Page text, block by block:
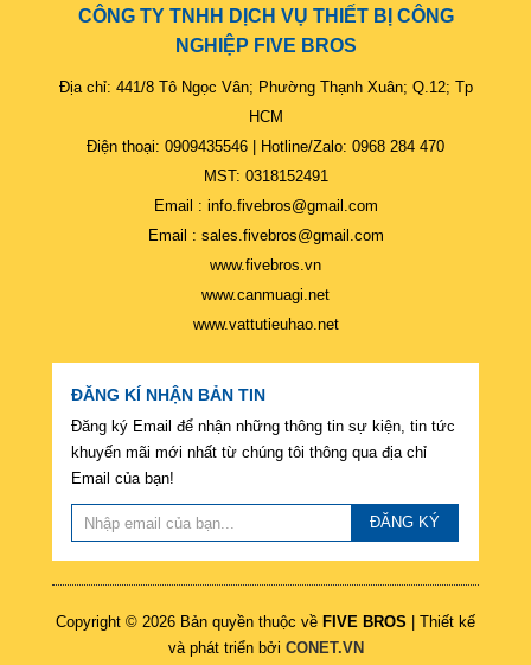
CÔNG TY TNHH DỊCH VỤ THIẾT BỊ CÔNG
NGHIỆP FIVE BROS
Địa chỉ: 441/8 Tô Ngọc Vân; Phường Thạnh Xuân; Q.12; Tp
HCM
Điện thoại: 0909435546 | Hotline/Zalo: 0968 284 470
MST: 0318152491
Email : info.fivebros@gmail.com
Email : sales.fivebros@gmail.com
www.fivebros.vn
www.canmuagi.net
www.vattutieuhao.net
ĐĂNG KÍ NHẬN BẢN TIN
Đăng ký Email để nhận những thông tin sự kiện, tin tức
khuyến mãi mới nhất từ chúng tôi thông qua địa chỉ
Email của bạn!
ĐĂNG KÝ
Copyright © 2026 Bản quyền thuộc về FIVE BROS | Thiết kế
và phát triển bởi CONET.VN